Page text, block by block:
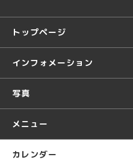
トップページ
インフォメーション
写真
メニュー
カレンダー